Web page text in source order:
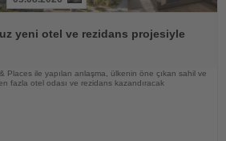
yeni otel ve rezidans projesiyle
Places ile yapılan anlaşma, ülkenin öne çıkan sahil ve
fazla otel odası ve rezidans kazandıracak